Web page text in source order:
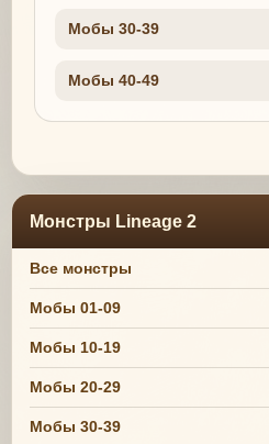
Мобы 30-39
Мобы 40-49
Монстры Lineage 2
Все монстры
Мобы 01-09
Мобы 10-19
Мобы 20-29
Мобы 30-39